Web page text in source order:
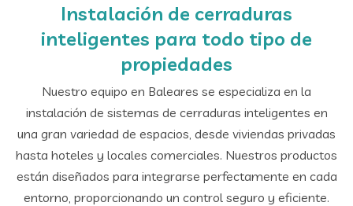
Instalación de cerraduras
inteligentes para todo tipo de
propiedades
Nuestro equipo en Baleares se especializa en la
instalación de sistemas de cerraduras inteligentes en
una gran variedad de espacios, desde viviendas privadas
hasta hoteles y locales comerciales. Nuestros productos
están diseñados para integrarse perfectamente en cada
entorno, proporcionando un control seguro y eficiente.